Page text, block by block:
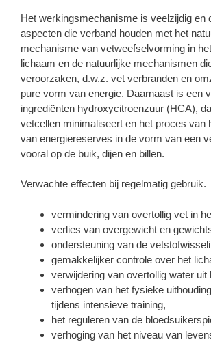
Het werkingsmechanisme is veelzijdig en
aspecten die verband houden met het
mechanisme van vetweefselvorming in
lichaam en de natuurlijke mechanismen
veroorzaken, d.w.z. vet verbranden en
pure vorm van energie. Daarnaast is een
ingrediënten hydroxycitroenzuur (HCA),
vetcellen minimaliseert en het proces van
van energiereserves in de vorm van een
vooral op de buik, dijen en billen.
Verwachte effecten bij regelmatig gebruik.
vermindering van overtollig vet in
verlies van overgewicht en
ondersteuning van de
gemakkelijker controle over het
verwijdering van overtollig water uit
verhogen van het fysieke
tijdens intensieve training,
het reguleren van de
verhoging van het niveau van